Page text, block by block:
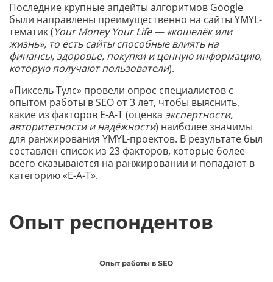
Последние крупные апдейты алгоритмов Google
были направлены преимущественно на сайты YMYL-
тематик (Your Money Your Life — «кошелёк или
жизнь», то есть сайты способные влиять на
финансы, здоровье, покупки и ценную информацию,
которую получают пользователи).
«Пиксель Тулс» провели опрос специалистов с
опытом работы в SEO от 3 лет, чтобы выяснить,
какие из факторов E-A-T (оценка экспертности,
авторитетности и надёжности) наиболее значимы
для ранжирования YMYL-проектов. В результате был
составлен список из 23 факторов, которые более
всего сказываются на ранжировании и попадают в
категорию «E-A-T».
Опыт респондентов